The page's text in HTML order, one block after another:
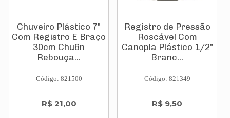
Chuveiro Plástico 7"
Com Registro E Braço
30cm Chu6n
Rebouça...
Código: 821500
R$ 21,00
Registro de Pressão
Roscável Com
Canopla Plástico 1/2"
Branc...
Código: 821349
R$ 9,50